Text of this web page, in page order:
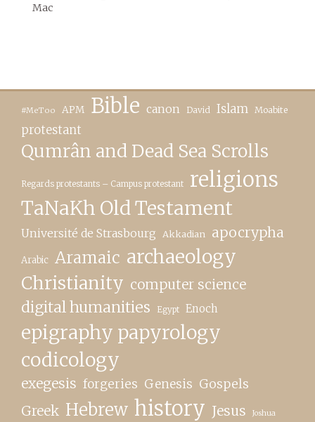
Mac
#MeToo APM Bible canon David Islam Moabite
protestant
Qumrân and Dead Sea Scrolls
Regards protestants – Campus protestant religions
TaNaKh Old Testament
Université de Strasbourg Akkadian apocrypha
Arabic Aramaic archaeology
Christianity computer science
digital humanities Egypt Enoch
epigraphy papyrology
codicology
exegesis forgeries Genesis Gospels
Greek Hebrew history Jesus Joshua